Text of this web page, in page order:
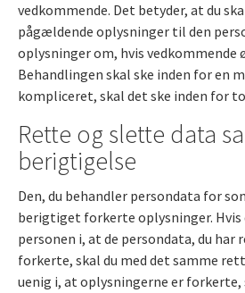
vedkommende. Det betyder, at du
pågældende oplysninger til den
oplysninger om, hvis vedkommende
Behandlingen skal ske inden for en
kompliceret, skal det ske inden for
Rette og slette data
berigtigelse
Den, du behandler persondata for
berigtiget forkerte oplysninger. Hvis
personen i, at de persondata, du har
forkerte, skal du med det samme
uenig i, at oplysningerne er forkerte,